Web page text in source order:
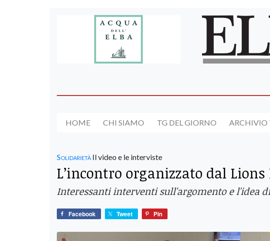
HOME CHI SIAMO TG DEL GIORNO ARCHIVIO
Solidarietà Il video e le interviste
L’incontro organizzato dal
Interessanti interventi sull'argomento e l'idea
Facebook Tweet Pin